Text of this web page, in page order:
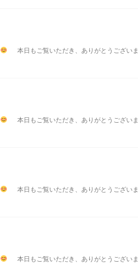
本日もご覧いただき、ありがとうございま
本日もご覧いただき、ありがとうございま
本日もご覧いただき、ありがとうございま
本日もご覧いただき、ありがとうございま